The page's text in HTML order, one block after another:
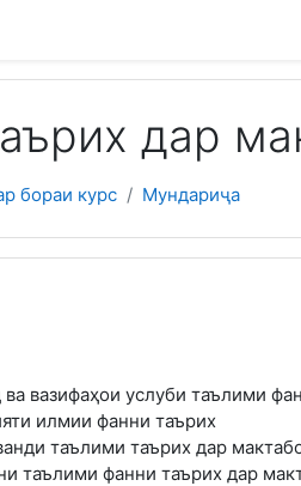
дар
бораи курс Мундариҷа
вазифаҳои услуби таълими
илмии фанни таърих
таълими таърих дар
таълими фанни таърих дар